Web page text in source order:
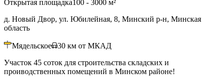
Открытая площадка100 - 3000 м²
д. Новый Двор, ул. Юбилейная, 8, Минский р-н, Минская
область
Мядельское 30 км от МКАД
Участок 45 соток для строительства складских и
проиводственных помещений в Минском районе!